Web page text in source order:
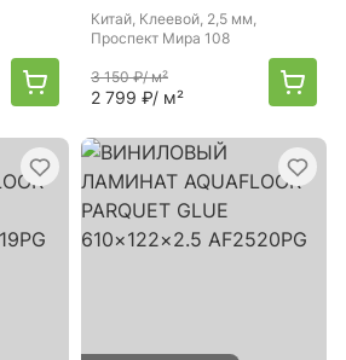
Китай, Клеевой, 2,5 мм,
Проспект Мира 108
3 150 ₽/ м²
2 799 ₽/ м²